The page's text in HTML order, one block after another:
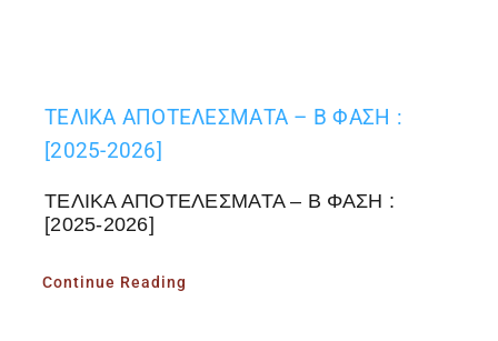
ΤΕΛΙΚΑ ΑΠΟΤΕΛΕΣΜΑΤΑ – Β ΦΑΣΗ :
[2025-2026]
ΤΕΛΙΚΑ ΑΠΟΤΕΛΕΣΜΑΤΑ – Β ΦΑΣΗ :
[2025-2026]
Continue Reading